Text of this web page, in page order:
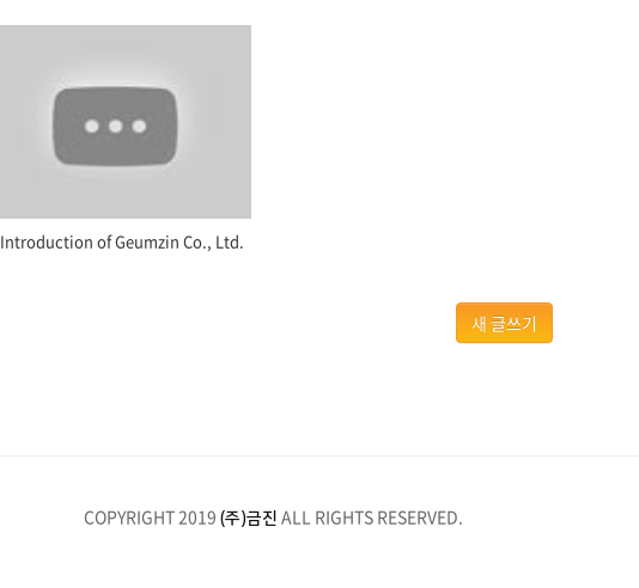
Introduction of Geumzin Co., Ltd.
새 글쓰기
COPYRIGHT 2019 (주)금진 ALL RIGHTS RESERVED.